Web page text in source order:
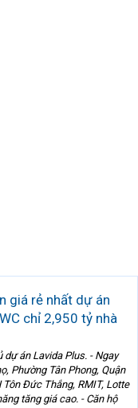
giá rẻ nhất dự án
chỉ 2,950 tỷ nhà
dự án Lavida Plus. - Ngay
Phường Tân Phong, Quận
Tôn Đức Thắng, RMIT, Lotte
tăng giá cao. - Căn hộ